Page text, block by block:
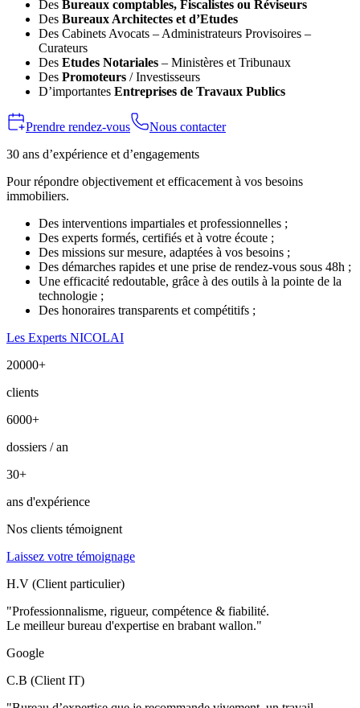
Des Bureaux comptables, Fiscalistes ou Réviseurs
Des Bureaux Architectes et d’Etudes
Des Cabinets Avocats – Administrateurs Provisoires –
Curateurs
Des Etudes Notariales – Ministères et Tribunaux
Des Promoteurs / Investisseurs
D’importantes Entreprises de Travaux Publics
Prendre rendez-vous
Nous contacter
30 ans d’expérience et d’engagements
Pour répondre objectivement et efficacement à vos besoins
immobiliers.
Des interventions impartiales et professionnelles ;
Des experts formés, certifiés et à votre écoute ;
Des missions sur mesure, adaptées à vos besoins ;
Des démarches rapides et une prise de rendez-vous sous 48h ;
Une efficacité redoutable, grâce à des outils à la pointe de la
technologie ;
Des honoraires transparents et compétitifs ;
Les Experts NICOLAI
20000+
clients
6000+
dossiers / an
30+
ans d'expérience
Nos clients témoignent
Laissez votre témoignage
H.V (Client particulier)
"Professionnalisme, rigueur, compétence & fiabilité.
Le meilleur bureau d'expertise en brabant wallon."
Google
C.B (Client IT)